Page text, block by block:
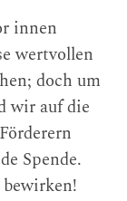
innen
wertvollen
doch um
wir auf die
Spende.